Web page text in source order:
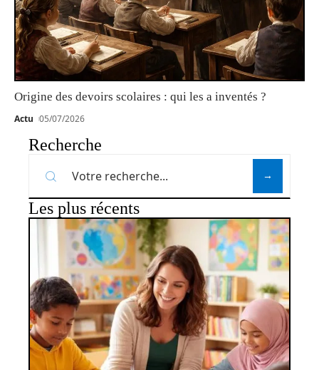
Origine des devoirs scolaires : qui les a inventés ?
Actu 05/07/2026
Recherche
Les plus récents